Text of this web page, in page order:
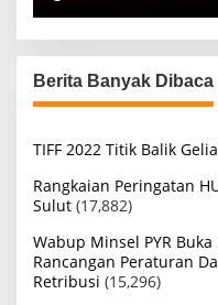
Berita Banyak Dibaca
TIFF 2022 Titik Balik
Rangkaian Peringatan
Sulut (17,882)
Wabup Minsel PYR
Rancangan Peraturan
Retribusi (15,296)